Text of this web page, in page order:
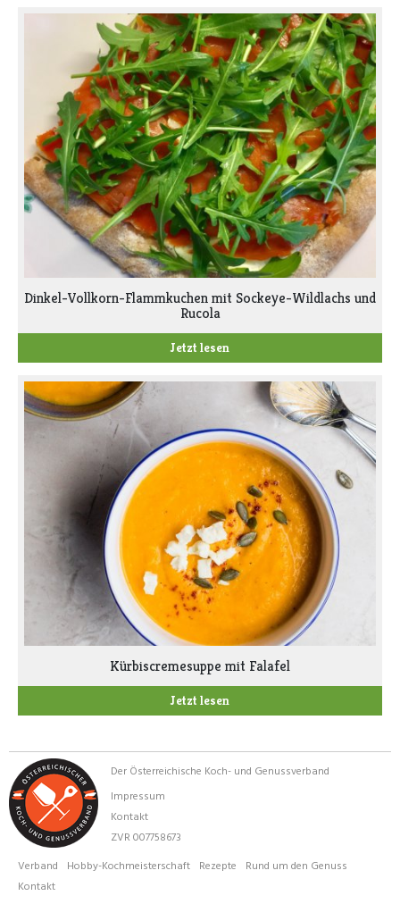
Dinkel-Vollkorn-Flammkuchen mit Sockeye-Wildlachs und
Rucola
Jetzt lesen
Kürbiscremesuppe mit Falafel
Jetzt lesen
Der Österreichische Koch- und Genussverband
Impressum
Kontakt
ZVR 007758673
Verband
Hobby-Kochmeisterschaft Rezepte
Rund um den Genuss
Kontakt